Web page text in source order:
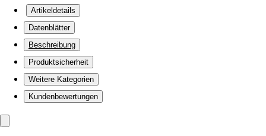
Artikeldetails
Datenblätter
Beschreibung
Produktsicherheit
Weitere Kategorien
Kundenbewertungen